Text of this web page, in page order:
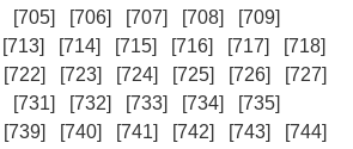
[705] [706] [707] [708]
[709]
[713] [714] [715] [716] [717]
[718]
[722] [723] [724] [725] [726]
[727]
[731] [732] [733] [734]
[735]
[739] [740] [741] [742] [743]
[744]